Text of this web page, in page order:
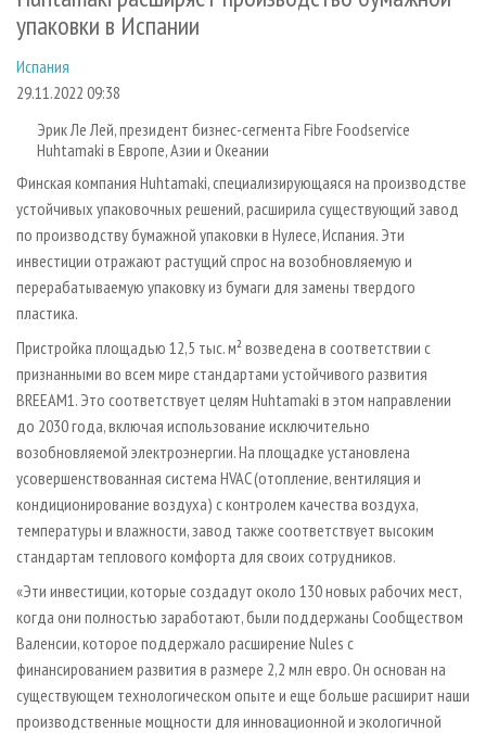
ЛЕСОПИЛЕНИЕ
СУШКА ДРЕВЕСИНЫ
ПРОИЗВОДСТВО ДРЕВЕСНЫХ ПЛИТ
ДЕРЕВЯННОЕ ДОМОСТРОЕНИЕ
ПРОИЗВОДСТВО МЕБЕЛИ
БИОЭНЕРГЕТИКА
ЦБП
ИНСТРУМЕНТ И МАТЕРИАЛЫ
НОВОСТИ ЖУРНАЛА
ПРЕДПРИЯТИЯ ЛПК
ПЕРСОНЫ
МОБИЛЬНЫЕ ВЫСТАВКИ
ОФИЦИАЛЬНЫЕ ДЕЛЕГАЦИИ
ПРИОРИТЕТНЫЕ ИНВЕСТПРОЕКТЫ
RUSSIAN FORESTRY REVIEW
ГАЗЕТА ЛЕСПРОМФОРУМ
БИБЛИОТЕКА СПЕЦИАЛИСТА
АРХИВ ЖУРНАЛОВ
О ЖУРНАЛЕ
КОНТАКТЫ
РЕКЛАМОДАТЕЛЯМ
РЕКЛАМА
РЕКЛАМА НА САЙТЕ
упаковки в Испании
Испания
29.11.2022 09:38
Эрик Ле Лей, президент бизнес-сегмента Fibre Foodservice
Huhtamaki в Европе, Азии и Океании
Финская компания Huhtamaki, специализирующаяся на производстве
устойчивых упаковочных решений, расширила существующий завод
по производству бумажной упаковки в Нулесе, Испания. Эти
инвестиции отражают растущий спрос на возобновляемую и
перерабатываемую упаковку из бумаги для замены твердого
пластика.
Пристройка площадью 12,5 тыс. м² возведена в соответствии с
признанными во всем мире стандартами устойчивого развития
BREEAM1. Это соответствует целям Huhtamaki в этом направлении
до 2030 года, включая использование исключительно
возобновляемой электроэнергии. На площадке установлена
усовершенствованная система HVAC (отопление, вентиляция и
кондиционирование воздуха) с контролем качества воздуха,
температуры и влажности, завод также соответствует высоким
стандартам теплового комфорта для своих сотрудников.
«Эти инвестиции, которые создадут около 130 новых рабочих мест,
когда они полностью заработают, были поддержаны Сообществом
Валенсии, которое поддержало расширение Nules с
финансированием развития в размере 2,2 млн евро. Он основан на
существующем технологическом опыте и еще больше расширит наши
производственные мощности для инновационной и экологичной